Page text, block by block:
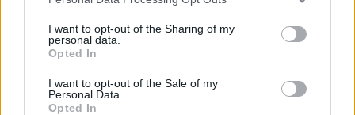
I want to opt-out of the Sharing of my
personal data.
Opted In
I want to opt-out of the Sale of my
Personal Data.
Opted In